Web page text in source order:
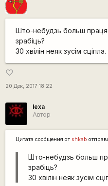
Што-небудзь больш
зрабіць?
30 хвілін неяк зусім сціпла.
favorite_border
20 Дек, 2017 18:22
lexa
Автор
Цитата сообщения от shkab
Што-небудзь больш
зрабіць?
30 хвілін неяк зусім